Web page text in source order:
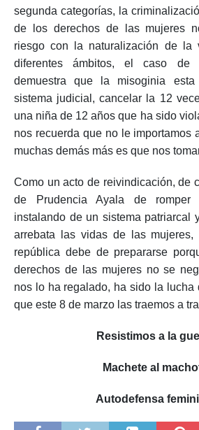
segunda categorías, la
de los derechos de las mujeres
riesgo con la naturalización de la
diferentes ámbitos, el caso de
demuestra que la misoginia
sistema judicial, cancelar la 12
una niña de 12 años que ha sido
nos recuerda que no le importamos
muchas demás más es que nos
Como un acto de reivindicación, de
de Prudencia Ayala de romper
instalando de un sistema patriarcal
arrebata las vidas de las
república debe de prepararse
derechos de las mujeres no se
nos lo ha regalado, ha sido la lucha
que este 8 de marzo las traemos a
Resistimos a la
Machete al
Autodefensa